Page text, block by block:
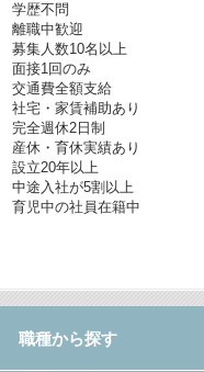
学歴不問
離職中歓迎
募集人数10名以上
面接1回のみ
交通費全額支給
社宅・家賃補助あり
完全週休2日制
産休・育休実績あり
設立20年以上
中途入社が5割以上
育児中の社員在籍中
職種から探す